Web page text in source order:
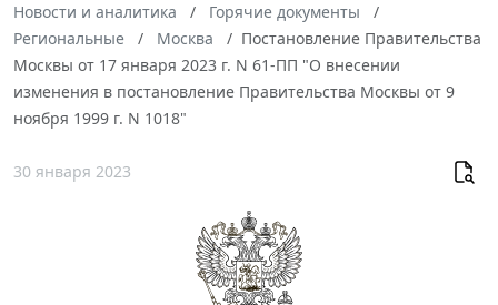
Новости и аналитика
Горячие документы
Региональные
Москва
Постановление Правительства
Москвы от 17 января 2023 г. N 61-ПП "О внесении
изменения в постановление Правительства Москвы от 9
ноября 1999 г. N 1018"
30 января 2023